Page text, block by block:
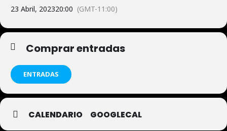
23 Abril, 202320:00 (GMT-11:00)
Comprar entradas
ENTRADAS
CALENDARIO GOOGLECAL